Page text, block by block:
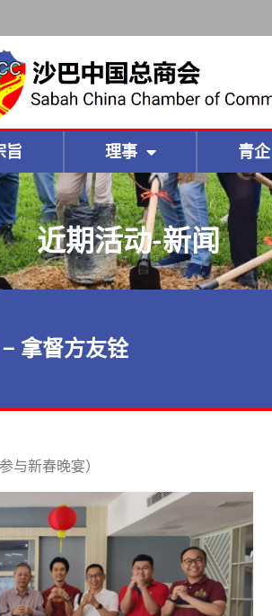
旨 理事 青企
近期活动-新闻
拿督方友铨
与新春晚宴）